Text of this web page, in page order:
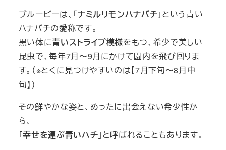
ブルービーは、「ナミルリモンハナバチ」という青い
ハナバチの愛称です。
黒い体に青いストライプ模様をもつ、希少で美しい
昆虫で、毎年7月〜9月にかけて園内を飛び回りま
す。（※とくに見つけやすいのは【7月下旬〜8月中
旬】）
その鮮やかな姿と、めったに出会えない希少性か
ら、
「幸せを運ぶ青いハチ」と呼ばれることもあります。